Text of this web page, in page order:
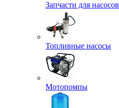
Запчасти для насосов
Топливные насосы
Мотопомпы